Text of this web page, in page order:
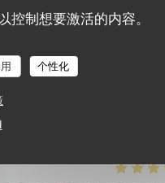
控制想要激活的内容。
个性化
5/5 氛围: 5/5